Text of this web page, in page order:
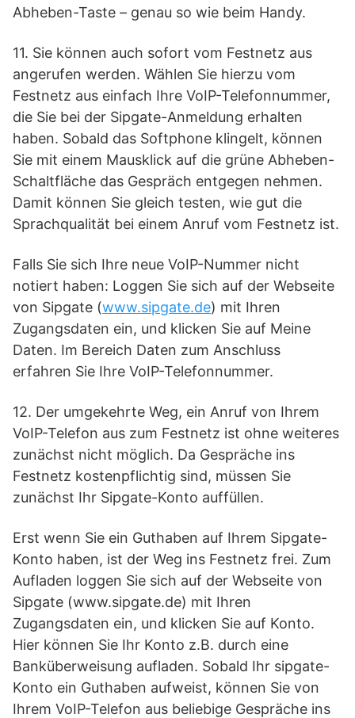
Abheben-Taste – genau so wie beim Handy.
11. Sie können auch sofort vom Festnetz aus
angerufen werden. Wählen Sie hierzu vom
Festnetz aus einfach Ihre VoIP-Telefonnummer,
die Sie bei der Sipgate-Anmeldung erhalten
haben. Sobald das Softphone klingelt, können
Sie mit einem Mausklick auf die grüne Abheben-
Schaltfläche das Gespräch entgegen nehmen.
Damit können Sie gleich testen, wie gut die
Sprachqualität bei einem Anruf vom Festnetz ist.
Falls Sie sich Ihre neue VoIP-Nummer nicht
notiert haben: Loggen Sie sich auf der Webseite
von Sipgate (www.sipgate.de) mit Ihren
Zugangsdaten ein, und klicken Sie auf Meine
Daten. Im Bereich Daten zum Anschluss
erfahren Sie Ihre VoIP-Telefonnummer.
12. Der umgekehrte Weg, ein Anruf von Ihrem
VoIP-Telefon aus zum Festnetz ist ohne weiteres
zunächst nicht möglich. Da Gespräche ins
Festnetz kostenpflichtig sind, müssen Sie
zunächst Ihr Sipgate-Konto auffüllen.
Erst wenn Sie ein Guthaben auf Ihrem Sipgate-
Konto haben, ist der Weg ins Festnetz frei. Zum
Aufladen loggen Sie sich auf der Webseite von
Sipgate (www.sipgate.de) mit Ihren
Zugangsdaten ein, und klicken Sie auf Konto.
Hier können Sie Ihr Konto z.B. durch eine
Banküberweisung aufladen. Sobald Ihr sipgate-
Konto ein Guthaben aufweist, können Sie von
Ihrem VoIP-Telefon aus beliebige Gespräche ins